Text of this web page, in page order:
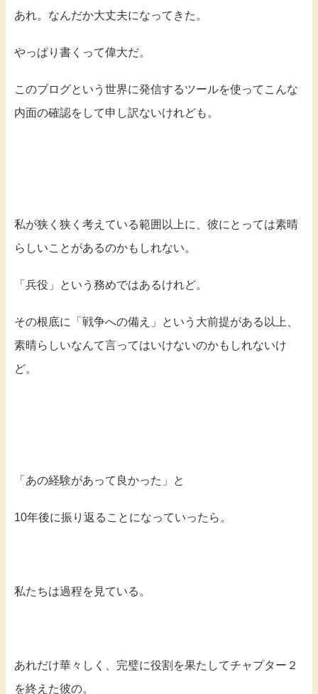
あれ。なんだか大丈夫になってきた。
やっぱり書くって偉大だ。
このブログという世界に発信するツールを使ってこんな
内面の確認をして申し訳ないけれども。
私が狭く狭く考えている範囲以上に、彼にとっては素晴
らしいことがあるのかもしれない。
「兵役」という務めではあるけれど。
その根底に「戦争への備え」という大前提がある以上、
素晴らしいなんて言ってはいけないのかもしれないけ
ど。
「あの経験があって良かった」と
10年後に振り返ることになっていったら。
私たちは過程を見ている。
あれだけ華々しく、完璧に役割を果たしてチャプター２
を終えた彼の。